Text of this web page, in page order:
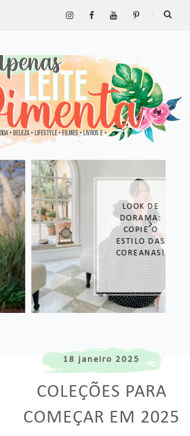
LOOK DE
DORAMA:
COPIE O
ESTILO DAS
COREANAS!
18 janeiro 2025
COLEÇÕES PARA
COMEÇAR EM 2025